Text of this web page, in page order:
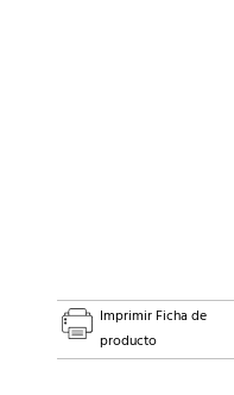
Imprimir Ficha de
producto